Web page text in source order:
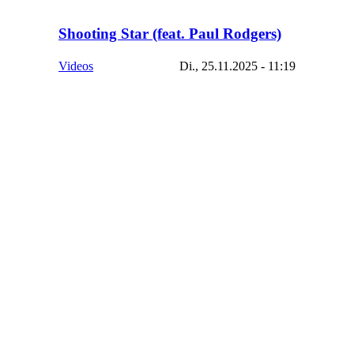
Shooting Star (feat. Paul Rodgers)
Videos Di., 25.11.2025 - 11:19